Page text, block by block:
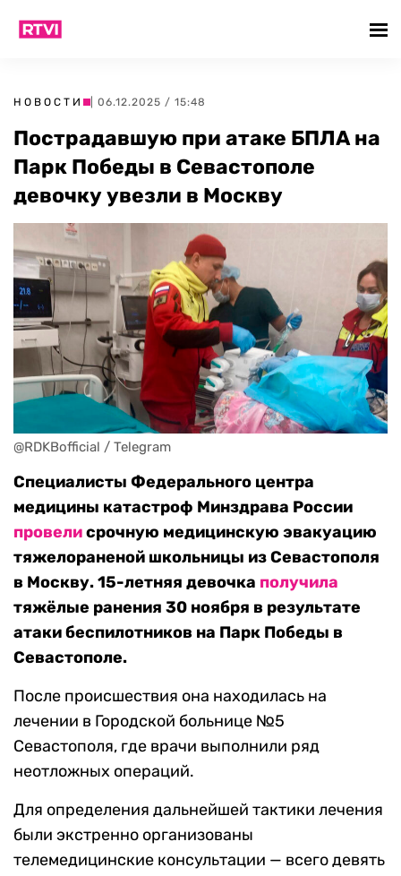
НОВОСТИ | 06.12.2025 / 15:48
Пострадавшую при атаке БПЛА на
Парк Победы в Севастополе
девочку увезли в Москву
@RDKBofficial / Telegram
Специалисты Федерального центра
медицины катастроф Минздрава России
провелисрочную медицинскую эвакуацию
тяжелораненой школьницы из Севастополя
в Москву. 15-летняя девочка получила
тяжёлые ранения 30 ноября в результате
атаки беспилотников на Парк Победы в
Севастополе.
После происшествия она находилась на
лечении в Городской больнице №5
Севастополя, где врачи выполнили ряд
неотложных операций.
Для определения дальнейшей тактики лечения
были экстренно организованы
телемедицинские консультации — всего девять